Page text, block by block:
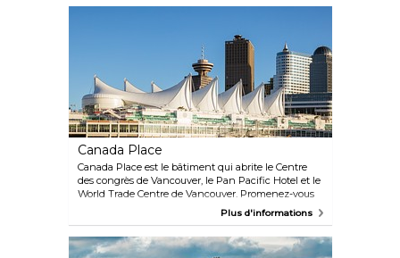
est gérée par une organisation à but non lucratif.
Canada Place
Canada Place est le bâtiment qui abrite le Centre
des congrès de Vancouver, le Pan Pacific Hotel et le
World Trade Centre de Vancouver. Promenez-vous
le long de la Promenade, profitez des concerts,
cœur de la ville battre dans ce pôle majeur de la vie
vancouvéroise.
Plus d'informations